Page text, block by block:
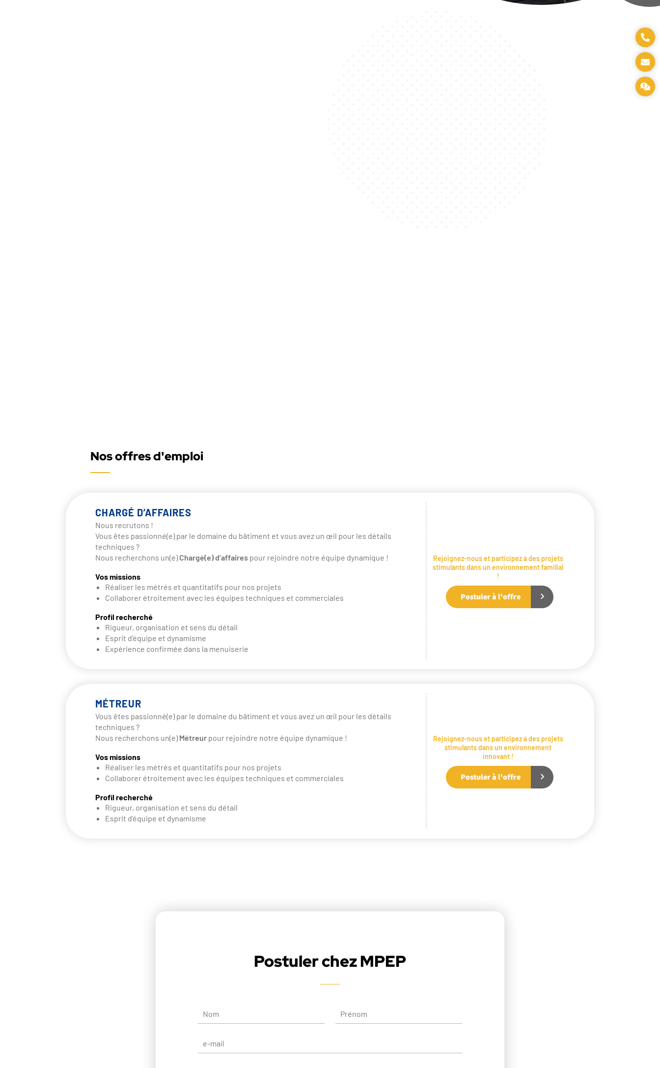
Nos offres d'emploi
CHARGÉ D’AFFAIRES
Nous recrutons !
Vous êtes passionné(e) par le domaine du bâtiment et vous avez un œil pour les détails
techniques ?
Nous recherchons un(e)Chargé(e) d’affaires pour rejoindre notre équipe dynamique !
Vos missions
Réaliser les métrés et quantitatifs pour nos projets
Collaborer étroitement avec les équipes techniques et commerciales
Profil recherché
Rigueur, organisation et sens du détail
Esprit d’équipe et dynamisme
Expérience confirmée dans la menuiserie
Rejoignez-nous et participez à des projets
stimulants dans un environnement familial
!
Postuler à l'offre
MÉTREUR
Vous êtes passionné(e) par le domaine du bâtiment et vous avez un œil pour les détails
techniques ?
Nous recherchons un(e)Métreur pour rejoindre notre équipe dynamique !
Vos missions
Réaliser les métrés et quantitatifs pour nos projets
Collaborer étroitement avec les équipes techniques et commerciales
Profil recherché
Rigueur, organisation et sens du détail
Esprit d’équipe et dynamisme
Rejoignez-nous et participez à des projets
stimulants dans un environnement
innovant !
Postuler à l'offre
Postuler chez MPEP